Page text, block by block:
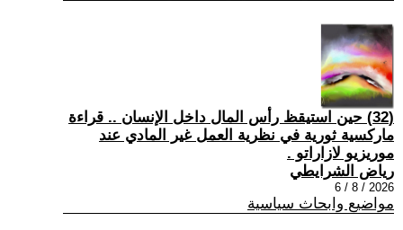
(32) حين استيقظ رأس المال داخل الإنسان .. قراءة
ماركسية ثورية في نظرية العمل غير المادي عند
موريزيو لازاراتو .
رياض الشرايطي
2026 / 8 / 6
مواضيع وابحاث سياسية